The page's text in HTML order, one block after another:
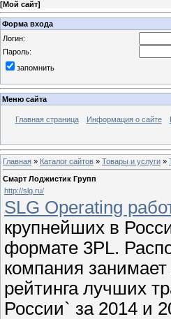
[Мой сайт]
Форма входа
Логин:
Пароль:
запомнить
Меню сайта
Главная страница Информация о сайте
Главная » Каталог сайтов » Товары и услуги »
Смарт Лоджистик Групп
http://slg.ru/
SLG Operating
крупнейших в
формате 3PL.
компания
рейтинга лучших
России` за 2014 и